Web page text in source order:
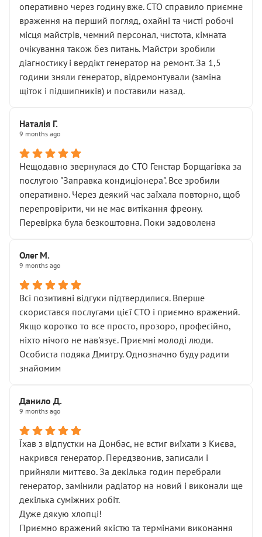
оперативно через годину вже. СТО справило приємне
враження на перший погляд, охайні та чисті робочі
місця майстрів, чемний персонал, чистота, кімната
очікування також без питань. Майстри зробили
діагностику і вердікт генератор на ремонт. За 1,5
години зняли генератор, відремонтували (заміна
щіток і підшипників) и поставили назад.
Наталія Г.
9 months ago
Нещодавно звернулася до СТО Генстар Борщагівка за
послугою "Заправка кондиціонера". Все зробили
оперативно. Через деякий час заїхала повторно, щоб
перепровірити, чи не має витікання фреону.
Перевірка була безкоштовна. Поки задоволена
Олег М.
9 months ago
Всі позитивні відгуки підтвердилися. Вперше
скористався послугами цієї СТО і приємно вражений.
Якщо коротко то все просто, прозоро, професійно,
ніхто нічого не нав'язує. Приємні молоді люди.
Особиста подяка Дмитру. Однозначно буду радити
знайомим
Данило Д.
9 months ago
Їхав з відпустки на Донбас, не встиг виїхати з Києва,
накрився генератор. Передзвонив, записали і
прийняли миттєво. За декілька годин перебрали
генератор, замінили радіатор на новий і виконали ще
декілька суміжних робіт.
Дуже дякую хлопці!
Приємно вражений якістю та термінами виконання